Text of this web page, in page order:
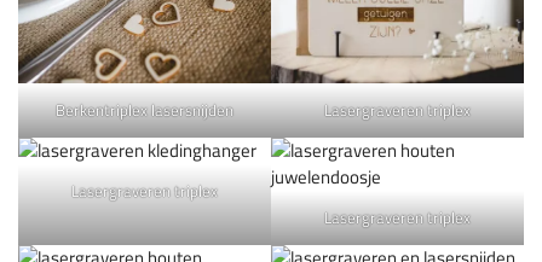
Berkentriplex lasersnijden Lasergraveren triplex
Lasergraveren triplex
Lasergraveren triplex